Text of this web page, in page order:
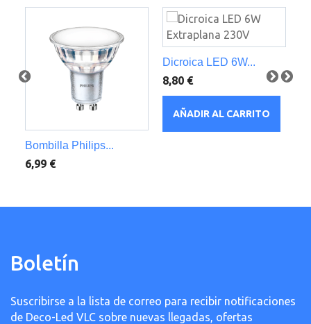
Bombilla Philips...
6,99 €
Dicroica LED 6W...
8,80 €
AÑADIR AL CARRITO
Boletín
Suscribirse a la lista de correo para recibir notificaciones
de Deco-Led VLC sobre nuevas llegadas, ofertas